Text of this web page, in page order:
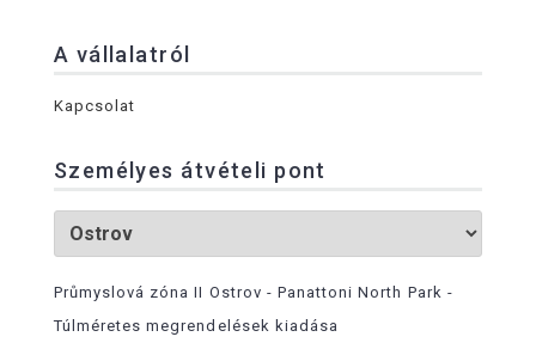
A vállalatról
Kapcsolat
Személyes átvételi pont
Průmyslová zóna II Ostrov - Panattoni North Park -
Túlméretes megrendelések kiadása